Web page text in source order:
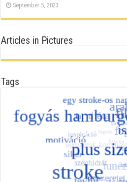
September 5, 2023
Articles in Pictures
Tags